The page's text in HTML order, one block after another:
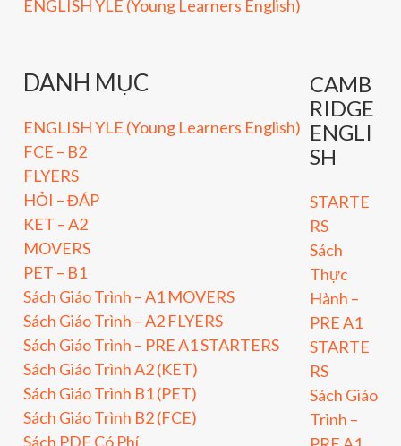
ENGLISH YLE (Young Learners English)
DANH MỤC
ENGLISH YLE (Young Learners English)
FCE – B2
FLYERS
HỎI – ĐÁP
KET – A2
MOVERS
PET – B1
Sách Giáo Trình – A1 MOVERS
Sách Giáo Trình – A2 FLYERS
Sách Giáo Trình – PRE A1 STARTERS
Sách Giáo Trình A2 (KET)
Sách Giáo Trình B1 (PET)
Sách Giáo Trình B2 (FCE)
Sách PDF Có Phí
CAMB
RIDGE
ENGLI
SH
STARTE
RS
Sách
Thực
Hành –
PRE A1
STARTE
RS
Sách Giáo
Trình –